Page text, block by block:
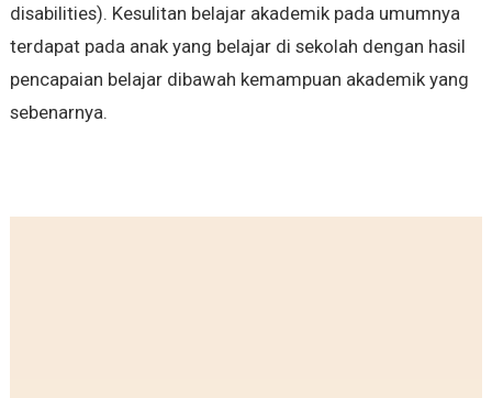
disabilities). Kesulitan belajar akademik pada umumnya
terdapat pada anak yang belajar di sekolah dengan hasil
pencapaian belajar dibawah kemampuan akademik yang
sebenarnya.